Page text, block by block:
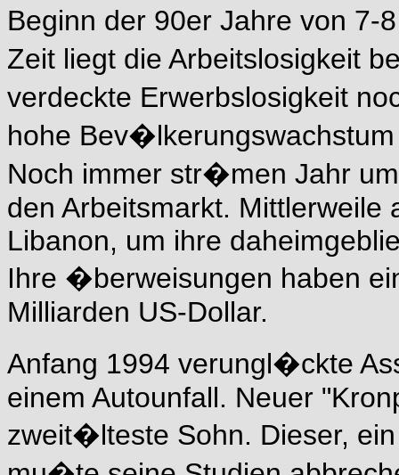
Beginn der 90er Jahre von
Zeit liegt die Arbeitslosigkeit
verdeckte Erwerbslosigkeit
hohe
Noch immer str�men Jahr
den Arbeitsmarkt. Mittlerweile
Libanon, um ihre
Ihre �berweisungen haben
Milliarden US-Dollar.
Anfang 1994 verungl�ckte
einem Autounfall. Neuer
zweit�lteste Sohn. Dieser,